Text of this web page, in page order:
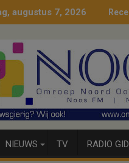
augustus 7, 2026
NIEUWS TV RADIO